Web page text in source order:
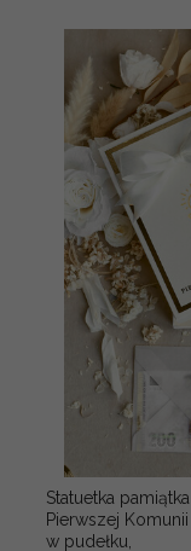
Statuetka pamiątka
Pierwszej Komunii
w pudełku,